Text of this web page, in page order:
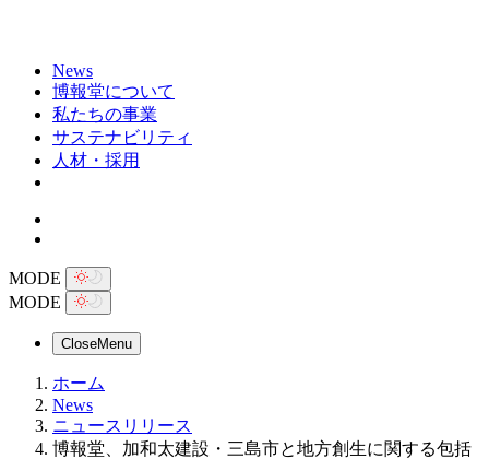
News
博報堂について
私たちの事業
サステナビリティ
人材・採用
MODE
MODE
CloseMenu
ホーム
News
ニュースリリース
博報堂、加和太建設・三島市と地方創生に関する包括